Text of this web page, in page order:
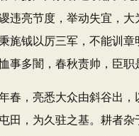
违亮节度，举动失宜，
旄钺以厉三军，不能训
事多闇，春秋责帅，臣
，亮悉大众由斜谷出，
田，为久驻之基。耕者